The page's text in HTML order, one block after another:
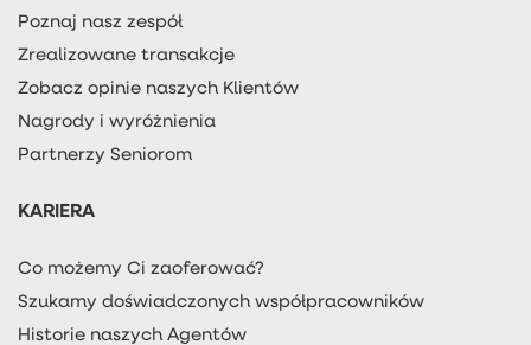
Poznaj nasz zespół
Zrealizowane transakcje
Zobacz opinie naszych Klientów
Nagrody i wyróżnienia
Partnerzy Seniorom
KARIERA
Co możemy Ci zaoferować?
Szukamy doświadczonych współpracowników
Historie naszych Agentów